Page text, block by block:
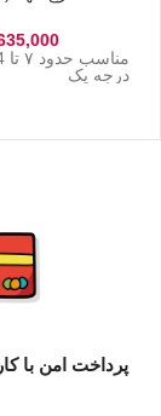
درجه یک
پرداخت امن با